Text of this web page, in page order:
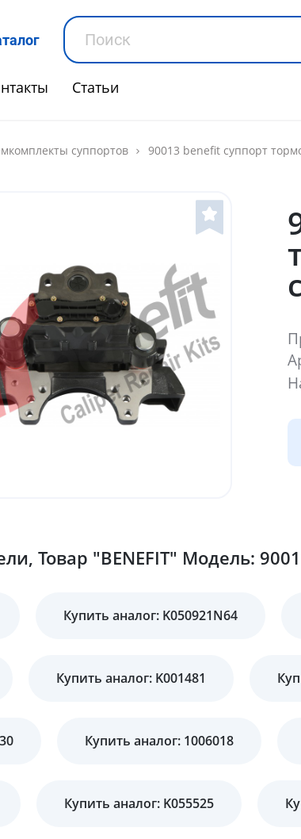
Статьи
суппортов 90013 benefit суппорт
Товар "BENEFIT" Модель:
Купить аналог: K050921N64
Купить аналог: K001481
Купить аналог: 1006018
Купить аналог: K055525